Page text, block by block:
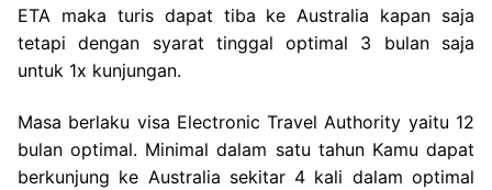
ETA maka turis dapat tiba ke Australia kapan saja
tetapi dengan syarat tinggal optimal 3 bulan saja
untuk 1x kunjungan.
Masa berlaku visa Electronic Travel Authority yaitu 12
bulan optimal. Minimal dalam satu tahun Kamu dapat
berkunjung ke Australia sekitar 4 kali dalam optimal